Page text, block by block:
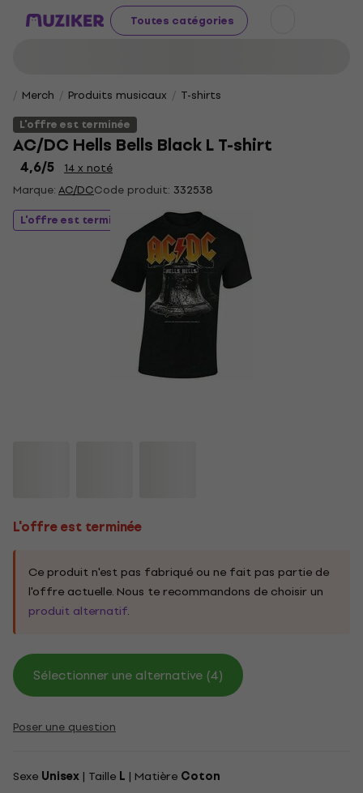
Toutes catégories
Merch Produits musicaux
T-shirts
L'offre est terminée
AC/DC Hells Bells Black L T-shirt
4,6/5
14 x noté
Marque:AC/DCCode produit: 332538
L'offre est terminée
L'offre est terminée
Ce produit n'est pas fabriqué ou ne fait pas partie de
l'offre actuelle. Nous te recommandons de choisir un
produit alternatif.
Sélectionner une alternative (4)
Poser une question
Sexe Unisex | Taille L | Matière Coton